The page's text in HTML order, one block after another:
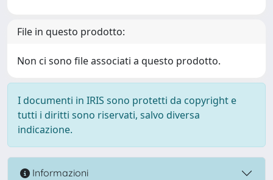
File in questo prodotto:
Non ci sono file associati a questo prodotto.
I documenti in IRIS sono protetti da copyright e
tutti i diritti sono riservati, salvo diversa
indicazione.
Informazioni